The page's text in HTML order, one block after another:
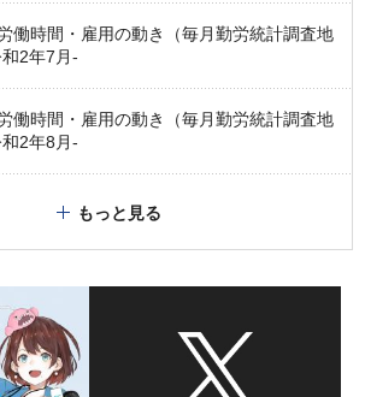
働時間・雇用の動き（毎月勤労統計調査地
2年7月-
働時間・雇用の動き（毎月勤労統計調査地
2年8月-
もっと見る